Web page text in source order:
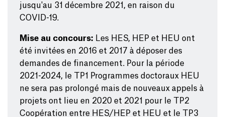
jusqu'au 31 décembre 2021, en raison du
COVID-19.
Mise au concours: Les HES, HEP et HEU ont
été invitées en 2016 et 2017 à déposer des
demandes de financement. Pour la période
2021-2024, le TP1 Programmes doctoraux HEU
ne sera pas prolongé mais de nouveaux appels à
projets ont lieu en 2020 et 2021 pour le TP2
Coopération entre HES/HEP et HEU et le TP3